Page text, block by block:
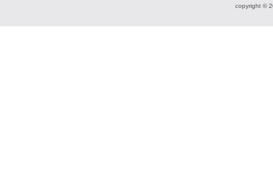
copyright ©